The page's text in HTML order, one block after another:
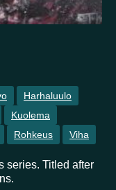
Syömishäiriö
Vapaus
Harhaluulo
Kuolema
Rohkeus Viha
series. Titled after